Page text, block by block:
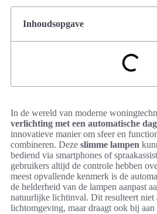
Inhoudsopgave
In de wereld van moderne
verlichting met een automatische
innovatieve manier om sfeer en
combineren. Deze slimme lampen
bediend via smartphones of
gebruikers altijd de controle hebben
meest opvallende kenmerk is de
de helderheid van de lampen aanpast
natuurlijke lichtinval. Dit resulteert niet
lichtomgeving, maar draagt ook bij aan